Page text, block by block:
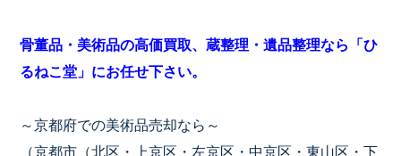
骨董品・美術品の高価買取、蔵整理・遺品整理なら「ひ
るねこ堂」にお任せ下さい。
～京都府での美術品売却なら～
（京都市（北区・上京区・左京区・中京区・東山区・下